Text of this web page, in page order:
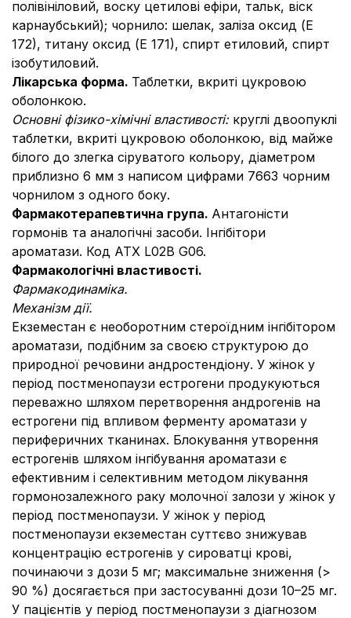
полівініловий, воску цетилові ефіри, тальк, віск
карнаубський); чорнило: шелак, заліза оксид (Е
172), титану оксид (Е 171), спирт етиловий, спирт
ізобутиловий.
Лікарська форма. Таблетки, вкриті цукровою
оболонкою.
Основні фізико-хімічні властивості: круглі двоопуклі
таблетки, вкриті цукровою оболонкою, від майже
білого до злегка сіруватого кольору, діаметром
приблизно 6 мм з написом цифрами 7663 чорним
чорнилом з одного боку.
Фармакотерапевтична група. Антагоністи
гормонів та аналогічні засоби. Інгібітори
ароматази. Код АТХ L02B G06.
Фармакологічні властивості.
Фармакодинаміка.
Механізм дії.
Екземестан є необоротним стероїдним інгібітором
ароматази, подібним за своєю структурою до
природної речовини андростендіону. У жінок у
період постменопаузи естрогени продукуються
переважно шляхом перетворення андрогенів на
естрогени під впливом ферменту ароматази у
периферичних тканинах. Блокування утворення
естрогенів шляхом інгібування ароматази є
ефективним і селективним методом лікування
гормонозалежного раку молочної залози у жінок у
період постменопаузи. У жінок у період
постменопаузи екземестан суттєво знижував
концентрацію естрогенів у сироватці крові,
починаючи з дози 5 мг; максимальне зниження (>
90 %) досягається при застосуванні дози 10–25 мг.
У пацієнтів у період постменопаузи з діагнозом